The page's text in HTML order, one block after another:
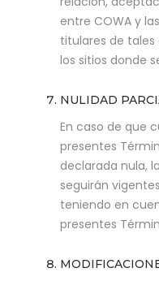
entre COWA y
titulares de
los sitios donde
NULIDAD
En caso de que
presentes
declarada nula,
seguirán
teniendo en
presentes